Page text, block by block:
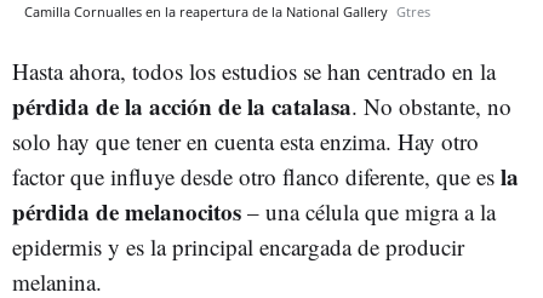
Camilla Cornualles en la reapertura de la National Gallery Gtres
Hasta ahora, todos los estudios se han centrado en la
pérdida de la acción de la catalasa. No obstante, no
solo hay que tener en cuenta esta enzima. Hay otro
factor que influye desde otro flanco diferente, que es la
pérdida de melanocitos – una célula que migra a la
epidermis y es la principal encargada de producir
melanina.